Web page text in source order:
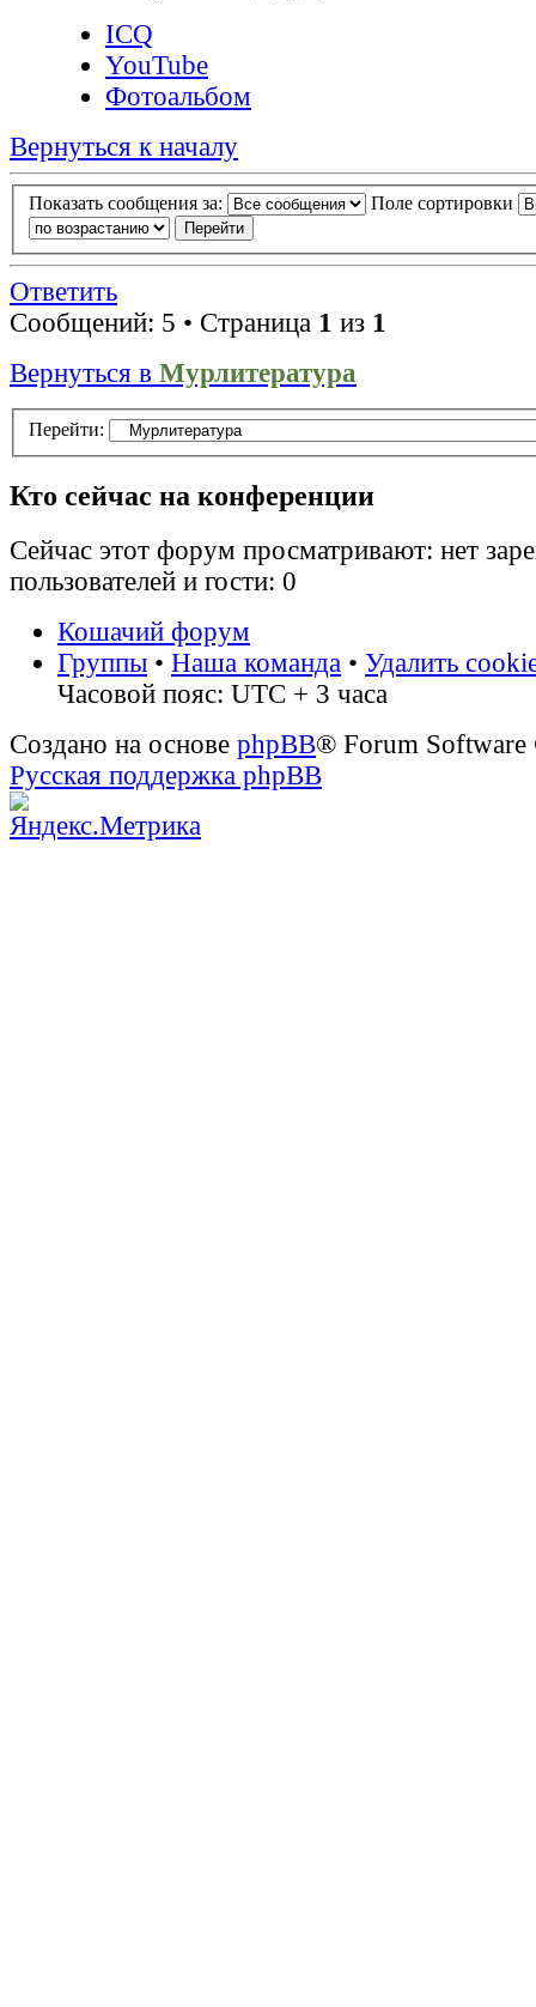
ICQ
YouTube
Фотоальбом
Вернуться к началу
Показать сообщения за: Поле сортировки
Ответить
Сообщений: 5 • Страница 1 из 1
Вернуться в Мурлитература
Перейти:
Кто сейчас на конференции
Сейчас этот форум просматривают: нет
пользователей и гости: 0
Кошачий форум
Группы • Наша команда • Удалить
Часовой пояс: UTC + 3 часа
Создано на основе phpBB® Forum
Русская поддержка phpBB